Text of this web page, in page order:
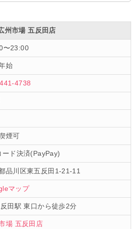
州市場 五反田店
〜23:00
始
4738
煙可
ード決済(PayPay)
品川区東五反田1-21-11
マップ
田駅 東口から徒歩2分
場 五反田店